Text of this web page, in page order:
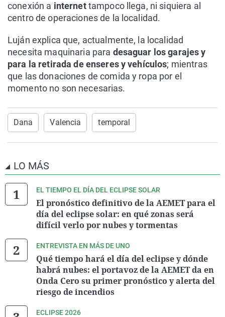
conexión a internettampoco llega, ni siquiera al
centro de operaciones de la localidad.
Luján explica que, actualmente, la localidad
necesita maquinaria para desaguar los garajes y
para la retirada de enseres y vehículos; mientras
que las donaciones de comida y ropa por el
momento no son necesarias.
Dana Valencia temporal
LO MÁS
EL TIEMPO EL DÍA DEL ECLIPSE SOLAR
El pronóstico definitivo de la AEMET para el
día del eclipse solar: en qué zonas será
difícil verlo por nubes y tormentas
ENTREVISTA EN MÁS DE UNO
Qué tiempo hará el día del eclipse y dónde
habrá nubes: el portavoz de la AEMET da en
Onda Cero su primer pronóstico y alerta del
riesgo de incendios
ECLIPSE 2026